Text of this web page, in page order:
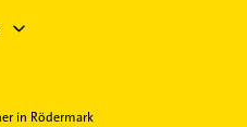
in Rödermark